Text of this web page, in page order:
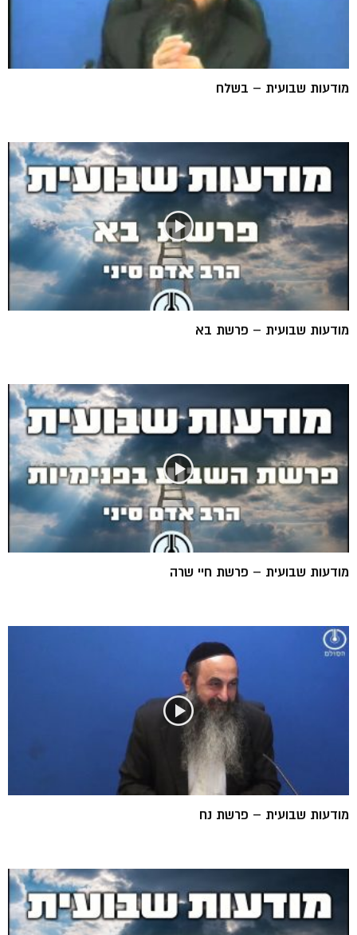
מודעות שבועית – בשלח
מודעות שבועית – פרשת בא
מודעות שבועית – פרשת חיי שרה
מודעות שבועית – פרשת נח